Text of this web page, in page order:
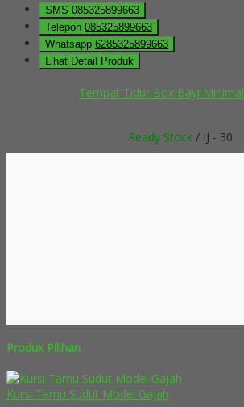
SMS 085325899663
Telepon 085325899663
Whatsapp 6285325899663
Lihat Detail Produk
Tempat Tidur Box Bayi
Ready Stock / IJ - 30
Produk Pilihan
Kursi Tamu Sudut Model Gajah